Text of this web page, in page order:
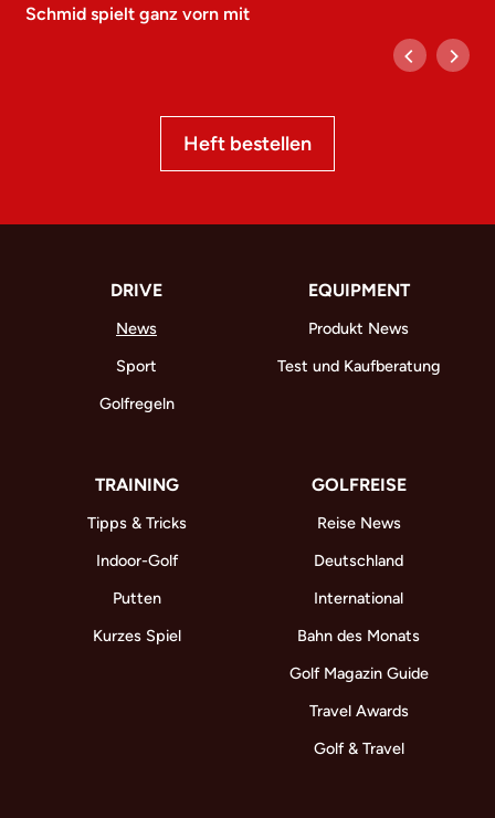
Schmid spielt ganz vorn mit
Heft bestellen
DRIVE
News
Sport
Golfregeln
EQUIPMENT
Produkt News
Test und Kaufberatung
TRAINING
Tipps & Tricks
Indoor-Golf
Putten
Kurzes Spiel
GOLFREISE
Reise News
Deutschland
International
Bahn des Monats
Golf Magazin Guide
Travel Awards
Golf & Travel